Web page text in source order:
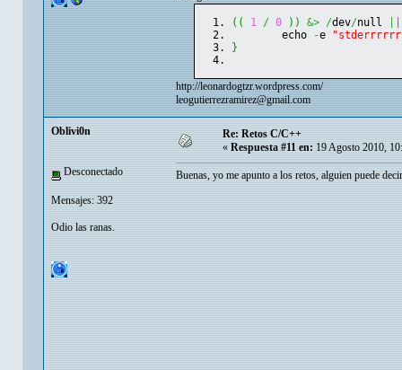
( ( 1 / 0 ) ) &> /dev/null
	echo
-e
}
http://leonardogtzr.wordpress.com/
leogutierrezramirez@gmail.com
Oblivi0n
Desconectado
Mensajes: 392
Odio las ranas.
Re: Retos C/C++
« Respuesta #11 en: 19 Agosto 2010,
Buenas, yo me apunto a los retos, alguien puede